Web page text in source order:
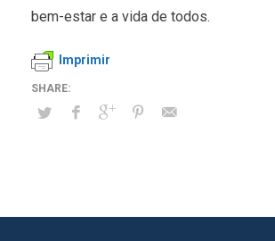
bem-estar e a vida de todos.
Imprimir